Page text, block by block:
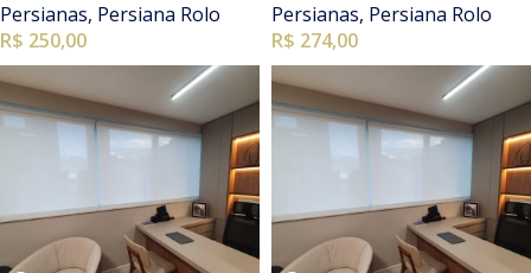
Persianas, Persiana Rolo
R$ 250,00
Persianas, Persiana Rolo
R$ 274,00